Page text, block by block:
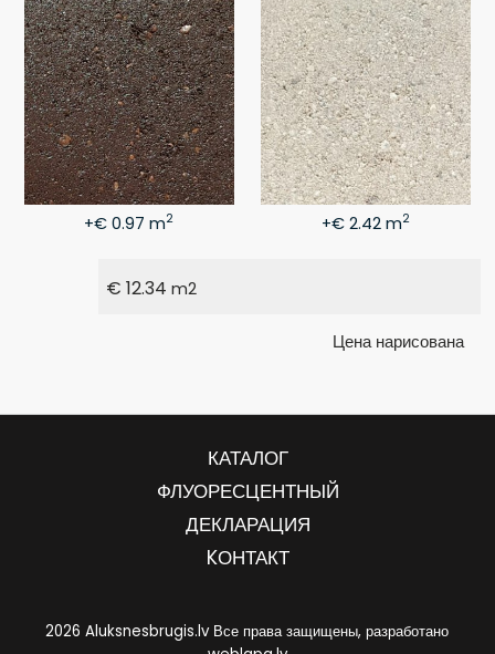
+€ 0.97 m2 +€ 2.42 m2
€12.34 m2
Цена нарисована
КАТАЛОГ
ФЛУОРЕСЦЕНТНЫЙ
ДЕКЛАРАЦИЯ
KОНТАКТ
2026 Aluksnesbrugis.lv Все права защищены, разработано